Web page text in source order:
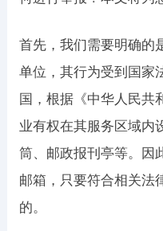
首先，我们需要明确的
单位，其行为受到国家
国，根据《中华人民共
业有权在其服务区域内
筒、邮政报刊亭等。因
邮箱，只要符合相关法
的。